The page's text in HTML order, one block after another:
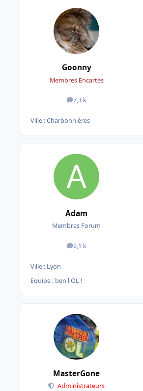
Goonny
Membres Encartés
7,3 k
messages
Ville :Charbonnières
Adam
Membres Forum
2,1 k
messages
Ville : Lyon
Equipe : ben l'OL !
MasterGone
Administrateurs